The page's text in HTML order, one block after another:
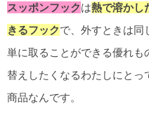
スッポンフックは熱で溶かし
きるフックで、外すときは同
単に取ることができる優れも
替えしたくなるわたしにと
商品なんです。